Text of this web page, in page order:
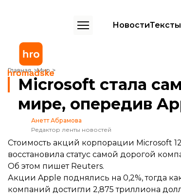
НовостиТексты
Главная Мир
Microsoft стала самой дорогой компанией в мире,
Microsoft стала
мире, опередив
Анетт Абрамова
Редактор ленты новостей
Стоимость акций корпорации Microsoft
восстановила статус самой дорогой
Об этом пишетReuters.
Акции Apple поднялись на 0,2%, тогда
компаний достигли 2,875 триллиона